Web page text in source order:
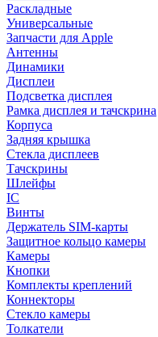
Раскладные
Универсальные
Запчасти для Apple
Антенны
Динамики
Дисплеи
Подсветка дисплея
Рамка дисплея и тачскрина
Корпуса
Задняя крышка
Стекла дисплеев
Тачскрины
Шлейфы
IC
Винты
Держатель SIM-карты
Защитное кольцо камеры
Камеры
Кнопки
Комплекты креплений
Коннекторы
Стекло камеры
Толкатели